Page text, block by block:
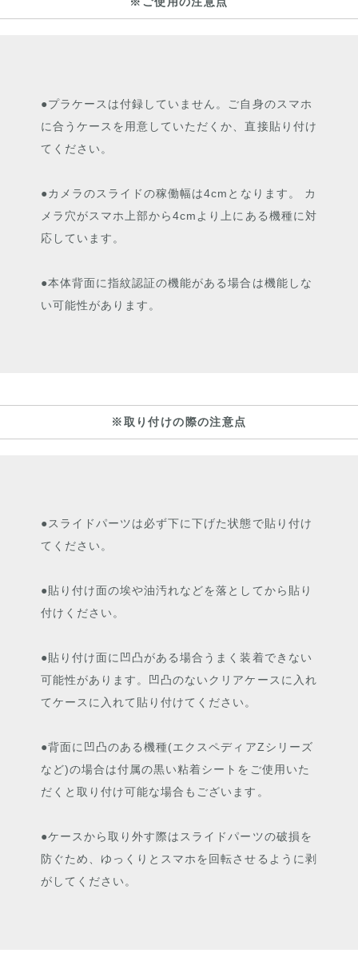
●プラケースは付録していません。ご自身のスマホ
に合うケースを用意していただくか、直接貼り付け
てください。
●カメラのスライドの稼働幅は4cmとなります。 カ
メラ穴がスマホ上部から4cmより上にある機種に対
応しています。
●本体背面に指紋認証の機能がある場合は機能しな
い可能性があります。
※取り付けの際の注意点
●スライドパーツは必ず下に下げた状態で貼り付け
てください。
●貼り付け面の埃や油汚れなどを落としてから貼り
付けください。
●貼り付け面に凹凸がある場合うまく装着できない
可能性があります。凹凸のないクリアケースに入れ
てケースに入れて貼り付けてください。
●背面に凹凸のある機種(エクスペディアZシリーズ
など)の場合は付属の黒い粘着シートをご使用いた
だくと取り付け可能な場合もございます。
●ケースから取り外す際はスライドパーツの破損を
防ぐため、ゆっくりとスマホを回転させるように剥
がしてください。